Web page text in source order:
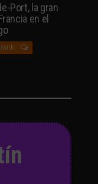
Port, la gran
en el